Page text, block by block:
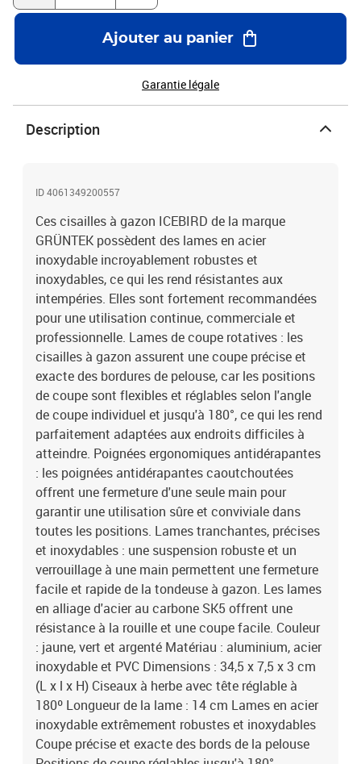
fermeture facile et rapide de la tondeuse à gazon. Les lames en
alliage d'acier au carbone SK5 offrent une résistance à la rouille et
une coupe facile. Couleur : jaune, vert et argenté Matériau :
aluminium, acier inoxydable et PVC Dimensions : 34,5 x 7,5 x 3 cm
(L x l x H) Ciseaux à herbe avec tête réglable à 180º Longueur de la
Positions de coupe réglables jusqu'à 180° Poignées
Ajouter au panier
Garantie légale
Description
ID 4061349200557
Ces cisailles à gazon ICEBIRD de la marque
GRÜNTEK possèdent des lames en acier
inoxydable incroyablement robustes et
inoxydables, ce qui les rend résistantes aux
intempéries. Elles sont fortement recommandées
pour une utilisation continue, commerciale et
professionnelle. Lames de coupe rotatives : les
cisailles à gazon assurent une coupe précise et
exacte des bordures de pelouse, car les positions
de coupe sont flexibles et réglables selon l'angle
de coupe individuel et jusqu'à 180°, ce qui les rend
parfaitement adaptées aux endroits difficiles à
atteindre. Poignées ergonomiques antidérapantes
: les poignées antidérapantes caoutchoutées
offrent une fermeture d'une seule main pour
garantir une utilisation sûre et conviviale dans
toutes les positions. Lames tranchantes, précises
et inoxydables : une suspension robuste et un
verrouillage à une main permettent une fermeture
facile et rapide de la tondeuse à gazon. Les lames
en alliage d'acier au carbone SK5 offrent une
résistance à la rouille et une coupe facile. Couleur
: jaune, vert et argenté Matériau : aluminium, acier
inoxydable et PVC Dimensions : 34,5 x 7,5 x 3 cm
(L x l x H) Ciseaux à herbe avec tête réglable à
180º Longueur de la lame : 14 cm Lames en acier
inoxydable extrêmement robustes et inoxydables
Coupe précise et exacte des bords de la pelouse